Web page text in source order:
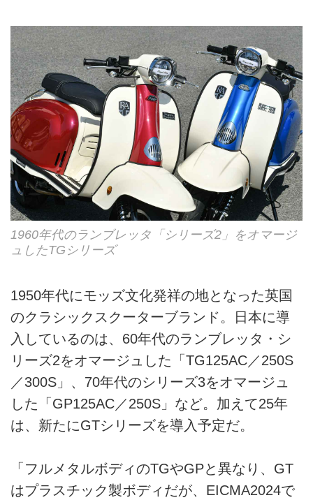
1960年代のランブレッタ「シリーズ2」をオマージ
ュしたTGシリーズ
1950年代にモッズ文化発祥の地となった英国
のクラシックスクーターブランド。日本に導
入しているのは、60年代のランブレッタ・シ
リーズ2をオマージュした「TG125AC／250S
／300S」、70年代のシリーズ3をオマージュ
した「GP125AC／250S」など。加えて25年
は、新たにGTシリーズを導入予定だ。
「フルメタルボディのTGやGPと異なり、GT
はプラスチック製ボディだが、EICMA2024で